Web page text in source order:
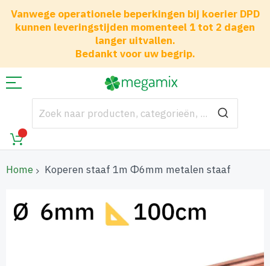
Vanwege operationele beperkingen bij koerier DPD
kunnen leveringstijden momenteel 1 tot 2 dagen
langer uitvallen.
Bedankt voor uw begrip.
Home Koperen staaf 1m Φ6mm metalen staaf
naar
het
einde